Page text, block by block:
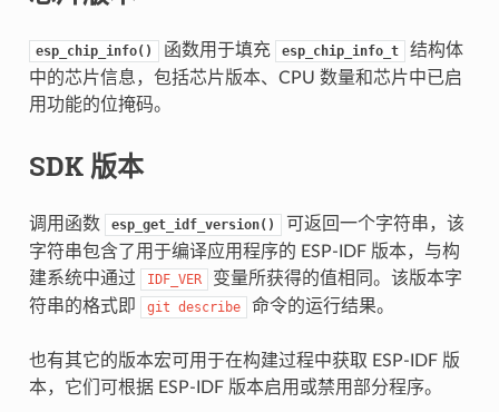
esp_chip_info() 函数用于填充 esp_chip_info_t
结构体
中的芯片信息，包括芯片版本、CPU 数量和芯片中已启
用功能的位掩码。
SDK 版本
调用函数 esp_get_idf_version()
可返回一个字符串，该
字符串包含了用于编译应用程序的 ESP-IDF 版本，与构
建系统中通过
IDF_VER
变量所获得的值相同。该版本字
符串的格式即
git describe 命令的运行结果。
也有其它的版本宏可用于在构建过程中获取 ESP-IDF 版
本，它们可根据 ESP-IDF 版本启用或禁用部分程序。